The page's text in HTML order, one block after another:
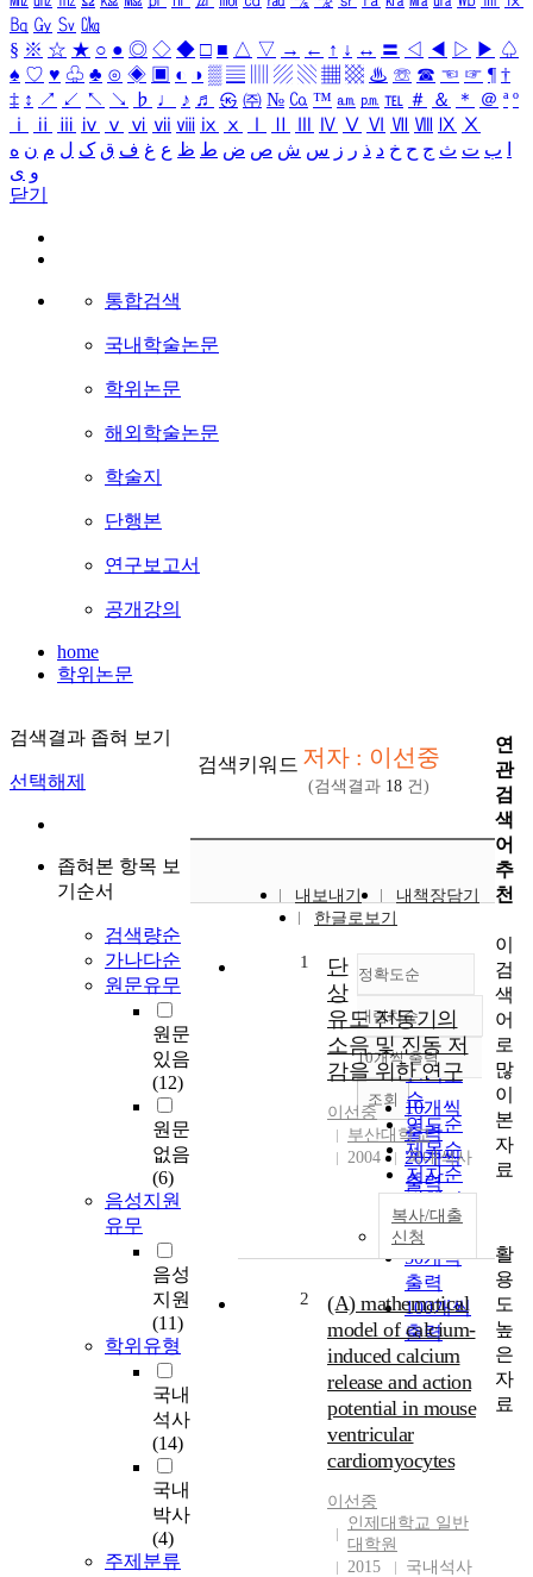
㏃ ㏉ ㏜ ㏆
§ ※ ☆ ★ ○ ● ◎ ◇ ◆ □ ■ △ ▽ → ← ↑ ↓ ↔ 〓 ◁ ◀ ▷ ▶ ♤
♠ ♡ ♥ ♧ ♣ ⊙ ◈ ▣ ◐ ◑ ▒ ▤ ▨ ▧ ▦ ▩ ♨ ☏ ☎ ☜ ☞ ¶ †
‡ ↕ ↗ ↙ ↖ ↘ ♭ ♩ ♪ ♬ ㉿ ㈜ № ㏇ ™ ㏂ ㏘ ℡ ＃ ＆ ＊ ＠ ª º
ⅰ
ⅱ ⅲ ⅳ ⅴ ⅵ ⅶ ⅷ ⅸ ⅹ Ⅳ Ⅴ Ⅵ Ⅶ Ⅷ Ⅸ Ⅹ
ب ت ث ج ح خ د ذ ر ز س ش ص ض ط ظ ع غ ف ق ک ل م ن ه
و ی
닫기
통합검색
국내학술논문
학위논문
해외학술논문
학술지
단행본
연구보고서
공개강의
home
학위논문
검색결과 좁혀 보기
선택해제
좁혀본 항목 보
기순서
검색량순
가나다순
원문유무
원문
있음
(12)
원문
없음
(6)
음성지원
유무
음성
지원
(11)
학위유형
국내
석사
(14)
국내
박사
(4)
주제분류
검색키워드 저자 : 이선중
(검색결과 18 건)
내보내기
내책장담기
한글로보기
정확도순
정확도
순
인기도
순
연도순
제목순
저자순
발행기
관순
내림차순
내림차순
10개씩 출력
10개씩
출력
20개씩
출력
30개씩
출력
50개씩
출력
100개씩
출력
조회
1
단
상
유도 전동기의
소음 및 진동 저
감을 위한 연구
이선중
부산대학교
2004
국내석사
복사/대출
신청
2
(A) mathematical
model of calcium-
induced calcium
release and action
potential in mouse
ventricular
cardiomyocytes
이선중
인제대학교 일반
대학원
2015
국내석사
연
관
검
색
어
추
천
이
검
색
어
로
많
이
본
자
료
활
용
도
높
은
자
료